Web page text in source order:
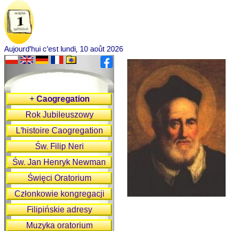
Aujourd'hui c'est lundi, 10 août 2026
+Caogregation
Rok Jubileuszowy
L'histoire Caogregation
Św. Filip Neri
Św. Jan Henryk Newman
Święci Oratorium
Członkowie kongregacji
Filipińskie adresy
Muzyka oratorium